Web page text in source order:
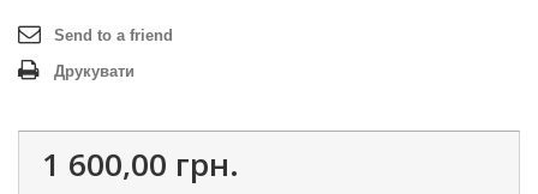
Send to a friend
Друкувати
1 600,00 грн.